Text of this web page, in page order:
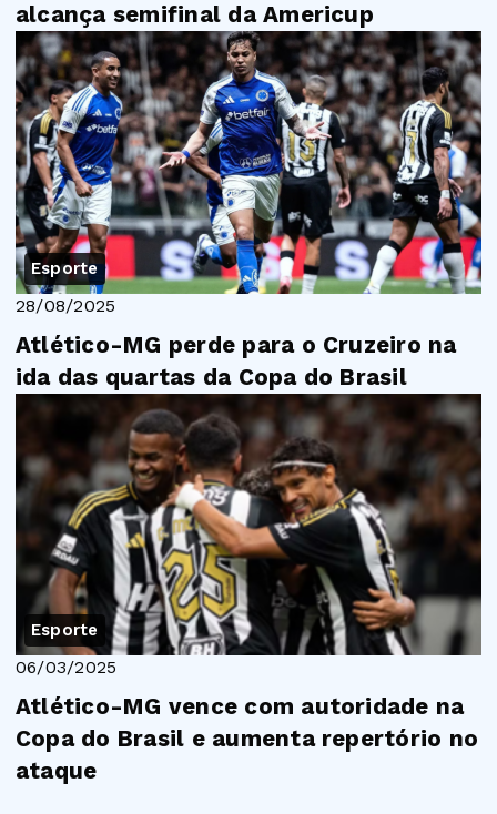
alcança semifinal da Americup
Esporte
28/08/2025
Atlético-MG perde para o Cruzeiro na
ida das quartas da Copa do Brasil
Esporte
06/03/2025
Atlético-MG vence com autoridade na
Copa do Brasil e aumenta repertório no
ataque